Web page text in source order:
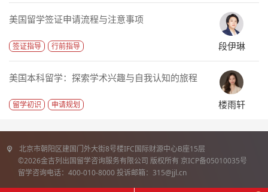
美国留学签证申请流程与注意事项
签证指导 行前指导 段伊琳
美国本科留学：探索学术兴趣与自我认知的旅程
留学初识 申请规划 楼雨轩
北京市朝阳区建国门外大街8号楼IFC国际财源中心B座15层
©2026金吉列出国留学咨询服务有限公司 版权所有 京ICP备05010035号
留学咨询电话：400-010-8000 投诉邮箱：315@jjl.cn